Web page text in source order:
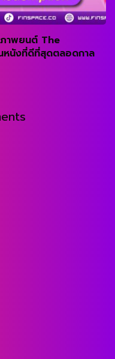
ภาพยนต์ The
หนังที่ดีที่สุดตลอดกาล